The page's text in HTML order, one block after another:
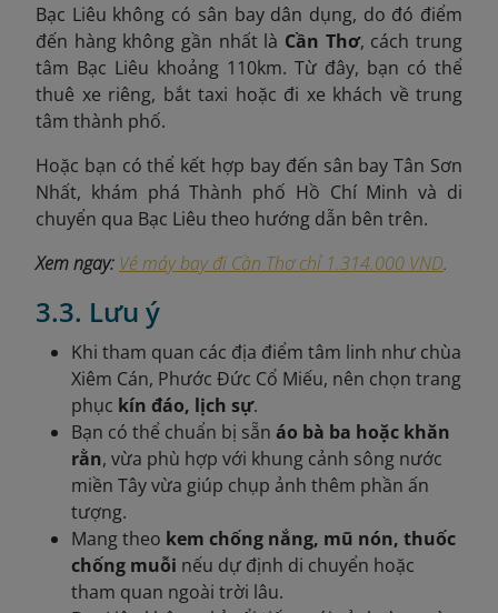
Bạc Liêu không có sân bay dân dụng, do đó điểm
đến hàng không gần nhất là Cần Thơ, cách trung
tâm Bạc Liêu khoảng 110km. Từ đây, bạn có thể
thuê xe riêng, bắt taxi hoặc đi xe khách về trung
tâm thành phố.
Hoặc bạn có thể kết hợp bay đến sân bay Tân Sơn
Nhất, khám phá Thành phố Hồ Chí Minh và di
chuyển qua Bạc Liêu theo hướng dẫn bên trên.
Xem ngay: Vé máy bay đi Cần Thơ chỉ 1.314.000 VND.
3.3. Lưu ý
Khi tham quan các địa điểm tâm linh như chùa
Xiêm Cán, Phước Đức Cổ Miếu, nên chọn trang
phục kín đáo, lịch sự.
Bạn có thể chuẩn bị sẵn áo bà ba hoặc khăn
rằn, vừa phù hợp với khung cảnh sông nước
miền Tây vừa giúp chụp ảnh thêm phần ấn
tượng.
Mang theo kem chống nắng, mũ nón, thuốc
chống muỗi nếu dự định di chuyển hoặc
tham quan ngoài trời lâu.